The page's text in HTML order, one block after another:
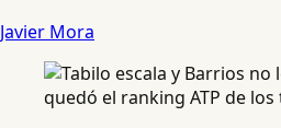
Javier Mora